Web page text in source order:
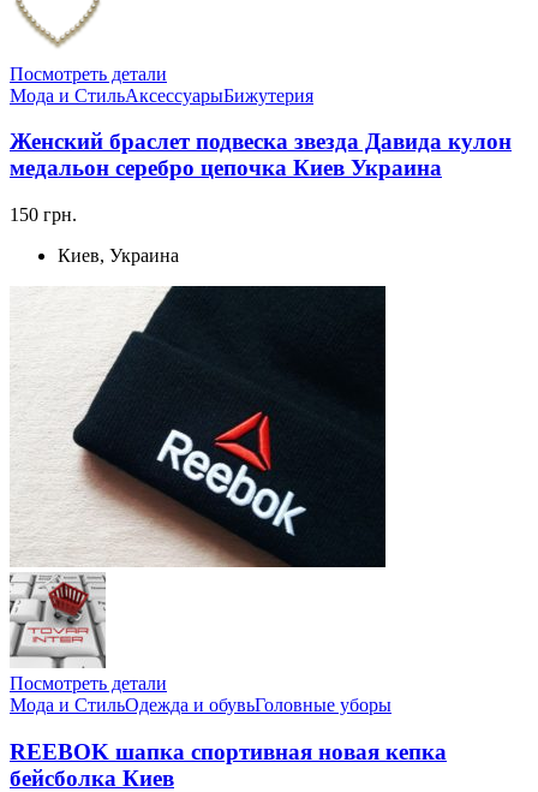
Посмотреть детали
Мода и СтильАксессуарыБижутерия
Женский браслет подвеска звезда Давида кулон
медальон серебро цепочка Киев Украина
150 грн.
Киев, Украина
Посмотреть детали
Мода и СтильОдежда и обувьГоловные уборы
REEBOK шапка спортивная новая кепка
бейсболка Киев